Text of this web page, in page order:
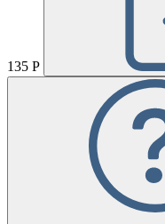
135 Р